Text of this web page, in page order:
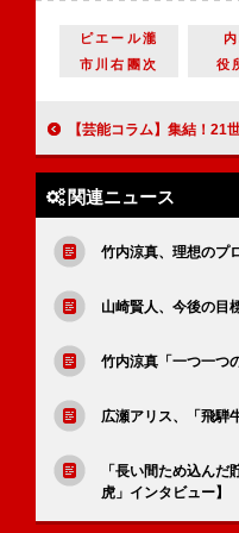
ピエール瀧
市川右團次
役
【芸能コラム】集結！21世紀によみがえる1970年代ジャパニーズヒーロー 『
関連ニュース
竹内涼真、理想のプ
山崎賢人、今後の目
竹内涼真「一つ一つ
広瀬アリス、「飛騨
「長い間ため込ん
虎」インタビュー】